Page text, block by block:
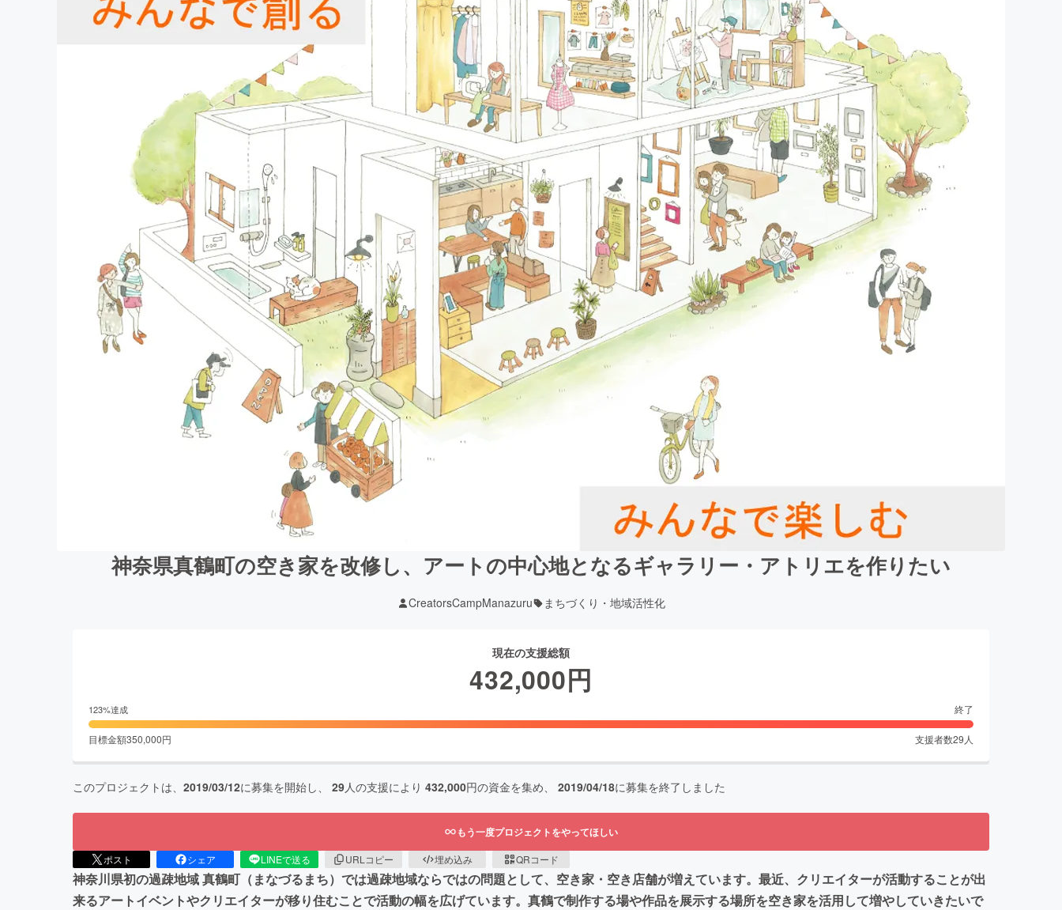
神奈県真鶴町の空き家を改修し、アートの中心地となるギャラリー・アトリエを作りたい
CreatorsCampManazuru まちづくり・地域活性化
現在の支援総額
432,000円
123%達成 終了
目標金額350,000円 支援者数29 人
このプロジェクトは、 2019/03/12に募集を開始し、 29人の支援により 432,000円の資金を集め、 2019/04/18に募集を終了しました
もう一度プロジェクトをやってほしい
ポスト シェア LINEで送る URLコピー 埋め込み QRコード
神奈川県初の過疎地域 真鶴町（まなづるまち）では過疎地域ならではの問題として、空き家・空き店舗が増えています。最近、クリエイターが活動することが出
来るアートイベントやクリエイターが移り住むことで活動の幅を広げています。真鶴で制作する場や作品を展示する場所を空き家を活用して増やしていきたいで